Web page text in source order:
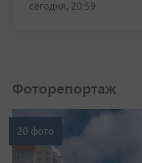
сегодня, 20:59
Фоторепортаж
20 фото